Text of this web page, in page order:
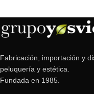
Fabricación, importación y
peluquería y estética.
Fundada en 1985.